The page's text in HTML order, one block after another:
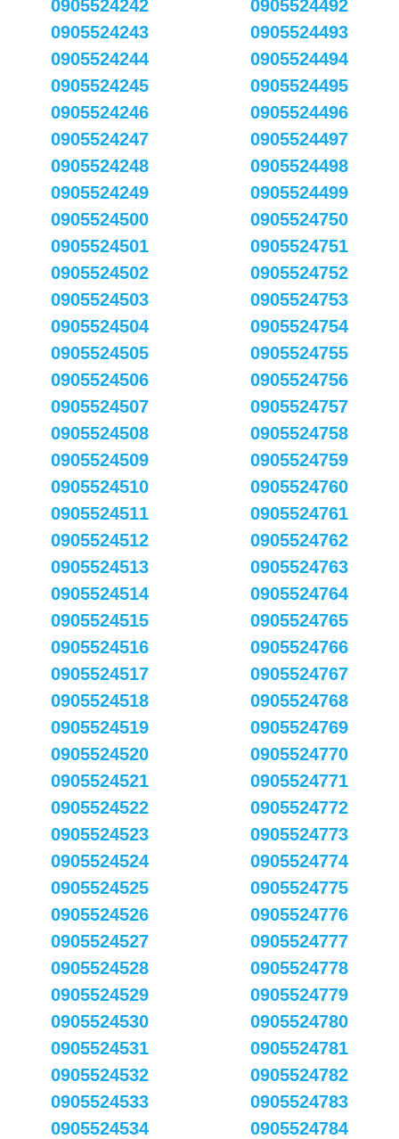
0905524242
0905524243
0905524244
0905524245
0905524246
0905524247
0905524248
0905524249
0905524492
0905524493
0905524494
0905524495
0905524496
0905524497
0905524498
0905524499
0905524500
0905524501
0905524502
0905524503
0905524504
0905524505
0905524506
0905524507
0905524508
0905524509
0905524510
0905524511
0905524512
0905524513
0905524514
0905524515
0905524516
0905524517
0905524518
0905524519
0905524520
0905524521
0905524522
0905524523
0905524524
0905524525
0905524526
0905524527
0905524528
0905524529
0905524530
0905524531
0905524532
0905524533
0905524534
0905524750
0905524751
0905524752
0905524753
0905524754
0905524755
0905524756
0905524757
0905524758
0905524759
0905524760
0905524761
0905524762
0905524763
0905524764
0905524765
0905524766
0905524767
0905524768
0905524769
0905524770
0905524771
0905524772
0905524773
0905524774
0905524775
0905524776
0905524777
0905524778
0905524779
0905524780
0905524781
0905524782
0905524783
0905524784